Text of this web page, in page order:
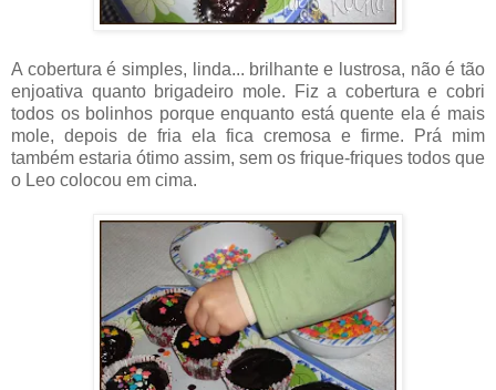
A cobertura é simples, linda... brilhante e lustrosa, não é tão
enjoativa quanto brigadeiro mole. Fiz a cobertura e cobri
todos os bolinhos porque enquanto está quente ela é mais
mole, depois de fria ela fica cremosa e firme. Prá mim
também estaria ótimo assim, sem os frique-friques todos que
o Leo colocou em cima.